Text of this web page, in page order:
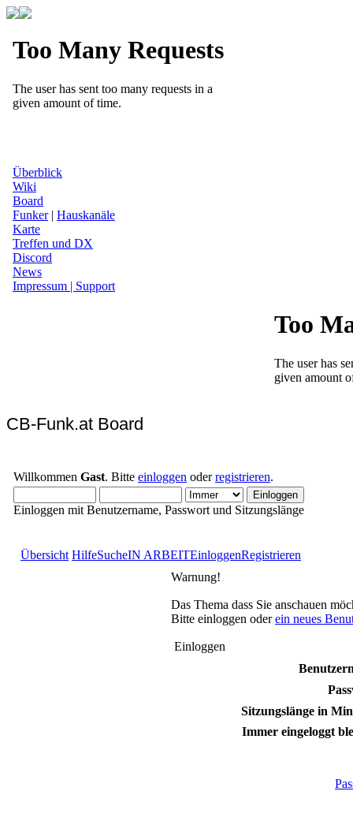
Überblick
Wiki
Board
Funker| Hauskanäle
Karte
Treffen und DX
Discord
News
Impressum | Support
CB-Funk.at Board
Willkommen Gast. Bitte einloggen oderregistrieren.
Einloggen mit Benutzername, Passwort und Sitzungslänge
Übersicht HilfeSucheIN ARBEITEinloggenRegistrieren
Warnung!
Das Thema dass Sie anschauen
Bitte einloggen oderein neues
Einloggen
Sitzungslänge in
Immer eingeloggt